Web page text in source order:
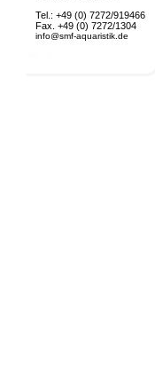
Tel.: +49 (0) 7272/919466
Fax. +49 (0) 7272/1304
info@smf-aquaristik.de